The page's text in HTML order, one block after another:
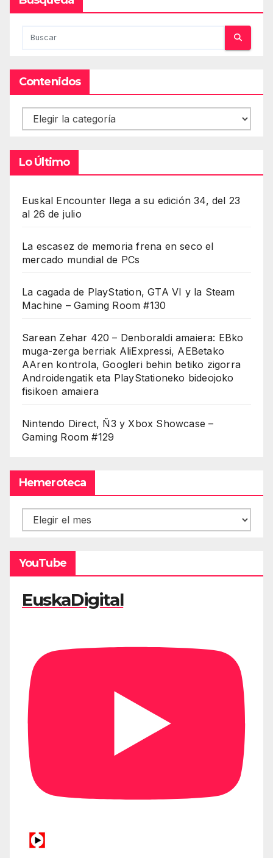
Contenidos
Contenidos
Lo Último
Euskal Encounter llega a su edición 34, del 23
al 26 de julio
La escasez de memoria frena en seco el
mercado mundial de PCs
La cagada de PlayStation, GTA VI y la Steam
Machine – Gaming Room #130
Sarean Zehar 420 – Denboraldi amaiera: EBko
muga-zerga berriak AliExpressi, AEBetako
AAren kontrola, Googleri behin betiko zigorra
Androidengatik eta PlayStationeko bideojoko
fisikoen amaiera
Nintendo Direct, Ñ3 y Xbox Showcase –
Gaming Room #129
Hemeroteca
Hemeroteca
YouTube
EuskaDigital